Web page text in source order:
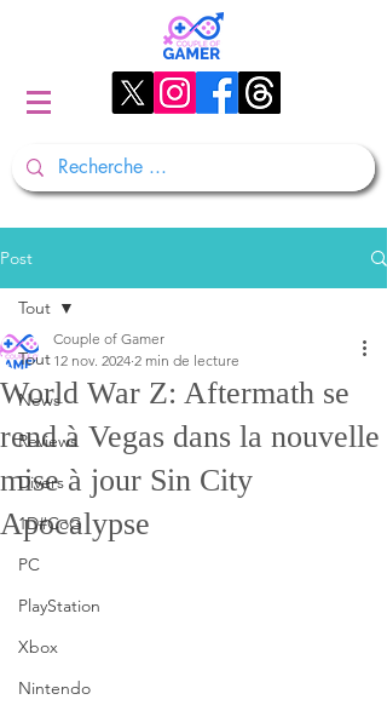
Post
Tout
News
Reviews
Divers
1D#CoG
PC
PlayStation
Xbox
Nintendo
Tout
World War Z: Aftermath se
rend à Vegas dans la nouvelle
mise à jour Sin City
Apocalypse
Couple of Gamer
12 nov. 2024 2 min de lecture